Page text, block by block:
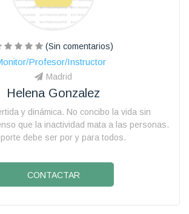
(Sin comentarios)
Profesor/Instructor
Madrid
Helena Gonzalez
y dinámica. No concibo la vida sin
que la inactividad mata a las personas.
debe ser por y para todos.
CONTACTAR